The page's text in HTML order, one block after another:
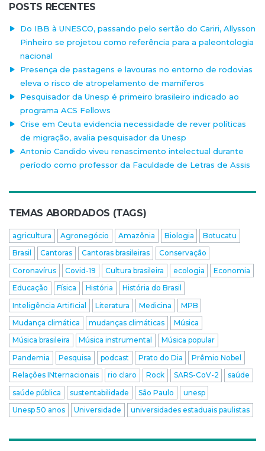
POSTS RECENTES
Do IBB à UNESCO, passando pelo sertão do Cariri, Allysson
Pinheiro se projetou como referência para a paleontologia
nacional
Presença de pastagens e lavouras no entorno de rodovias
eleva o risco de atropelamento de mamíferos
Pesquisador da Unesp é primeiro brasileiro indicado ao
programa ACS Fellows
Crise em Ceuta evidencia necessidade de rever políticas
de migração, avalia pesquisador da Unesp
Antonio Candido viveu renascimento intelectual durante
período como professor da Faculdade de Letras de Assis
TEMAS ABORDADOS (TAGS)
agricultura Agronegócio Amazônia Biologia
Botucatu
Brasil
Cantoras Cantoras brasileiras
Conservação
Coronavírus
Covid-19 Cultura brasileira ecologia
Economia
Educação
Física História
História do Brasil
Inteligência Artificial
Literatura Medicina
MPB
Mudança climática
mudanças climáticas
Música
Música brasileira
Música instrumental
Música popular
Pandemia
Pesquisa podcast Prato do Dia
Prêmio Nobel
Relações INternacionais
rio claro Rock SARS-CoV-2
saúde
saúde pública
sustentabilidade São Paulo
unesp
Unesp 50 anos
Universidade universidades estaduais paulistas